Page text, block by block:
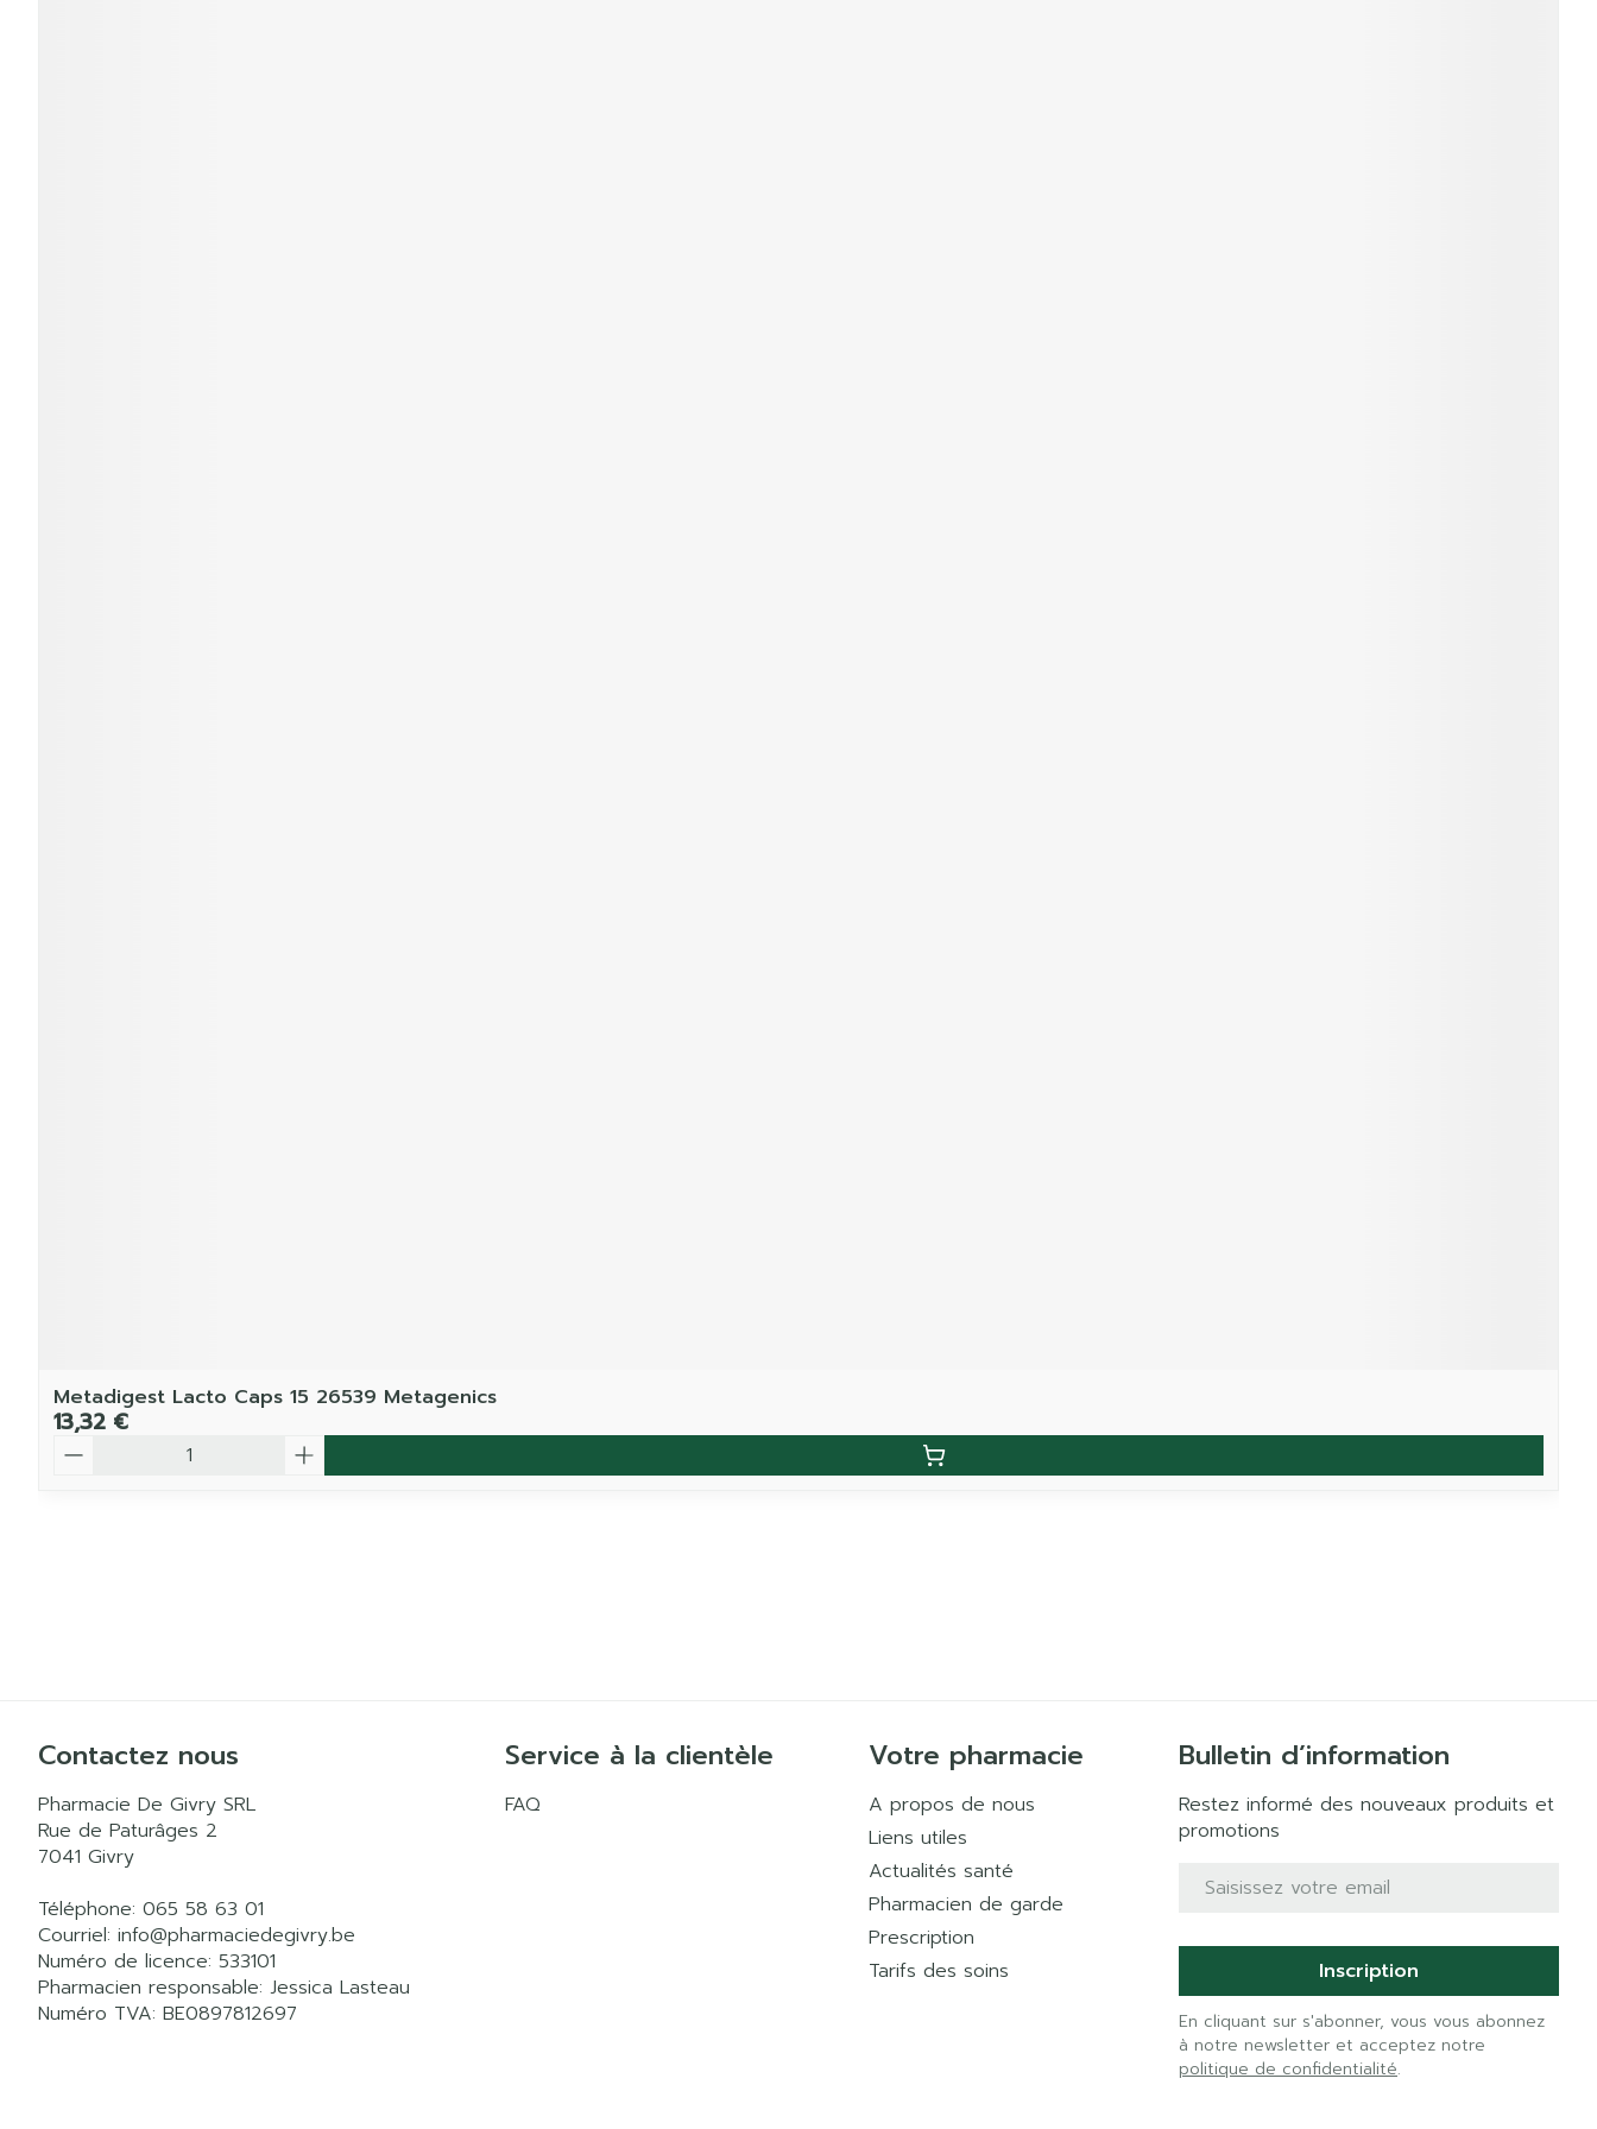
Metadigest Lacto Caps 15 26539 Metagenics
13,32 €
Contactez nous
Pharmacie De Givry SRL
Rue de Paturâges 2
7041 Givry
Téléphone: 065 58 63 01
Courriel: info@pharmaciedegivry.be
Numéro de licence: 533101
Pharmacien responsable: Jessica Lasteau
Numéro TVA: BE0897812697
Service à la clientèle
FAQ
Votre pharmacie
A propos de nous
Liens utiles
Actualités santé
Pharmacien de garde
Prescription
Tarifs des soins
Bulletin d’information
Restez informé des nouveaux produits et
promotions
Adresse mail
Inscription
En cliquant sur s'abonner, vous vous abonnez
à notre newsletter et acceptez notre
politique de confidentialité.